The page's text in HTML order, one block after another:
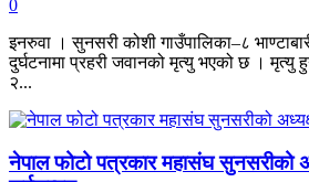
0
इनरुवा । सुनसरी कोशी गाउँपालिका–८
दुर्घटनामा प्रहरी जवानको मृत्यु भएको छ । मृत्यु
२...
नेपाल फोटो पत्रकार महासंघ सुनसरीको